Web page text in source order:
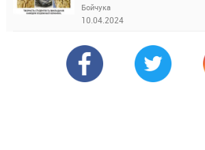
Бойчука
10.04.2024